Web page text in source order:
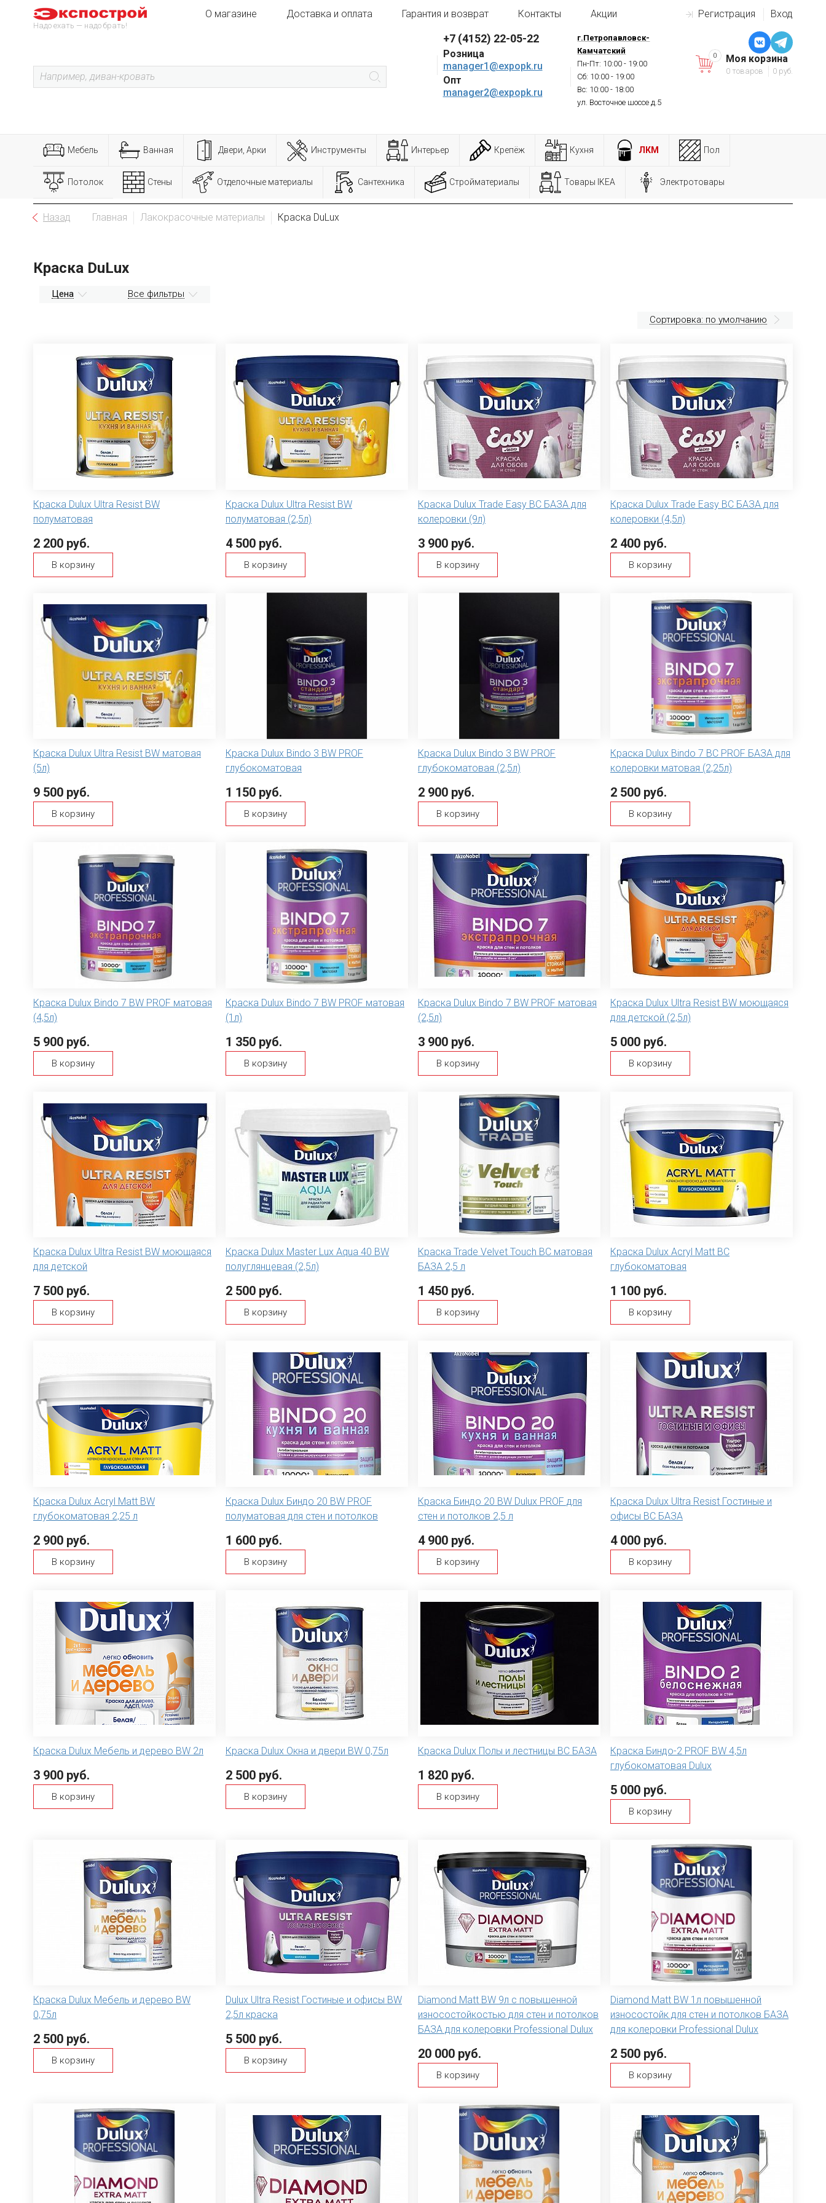
Надо ехать — надо брать!
Регистрация Вход
О магазине Доставка и оплата Гарантия и возврат Контакты Акции
+7 (4152) 22-05-22
Розница
manager1@expopk.ru
Опт
manager2@expopk.ru
г.Петропавловск-
Камчатский
Пн-Пт: 10:00 - 19:00
Сб: 10:00 - 19:00
Вс: 10:00 - 18:00
ул. Восточное шоссе д.5
Моя корзина
0 товаров 0 руб.
0
Мебель Ванная Двери, Арки Инструменты Интерьер Крепёж Кухня ЛКМ Пол
Потолок Стены Отделочные материалы Сантехника Стройматериалы Товары IKEA Электротовары
Назад Главная Лакокрасочные материалы Краска DuLux
Краска DuLux
Цена Все фильтры
Сортировка: по умолчанию
Краска Dulux Ultra Resist BW
полуматовая
2 200 руб.
В корзину
Краска Dulux Ultra Resist BW
полуматовая (2,5л)
4 500 руб.
В корзину
Краска Dulux Trade Easy BC БАЗА для
колеровки (9л)
3 900 руб.
В корзину
Краска Dulux Trade Easy BC БАЗА для
колеровки (4,5л)
2 400 руб.
В корзину
Краска Dulux Ultra Resist BW матовая
(5л)
9 500 руб.
В корзину
Краска Dulux Bindo 3 BW PROF
глубокоматовая
1 150 руб.
В корзину
Краска Dulux Bindo 3 BW PROF
глубокоматовая (2,5л)
2 900 руб.
В корзину
Краска Dulux Bindo 7 BC PROF БАЗА для
колеровки матовая (2,25л)
2 500 руб.
В корзину
Краска Dulux Bindo 7 BW PROF матовая
(4,5л)
5 900 руб.
В корзину
Краска Dulux Bindo 7 BW PROF матовая
(1л)
1 350 руб.
В корзину
Краска Dulux Bindo 7 BW PROF матовая
(2,5л)
3 900 руб.
В корзину
Краска Dulux Ultra Resist BW моющаяся
для детской (2,5л)
5 000 руб.
В корзину
Краска Dulux Ultra Resist BW моющаяся
для детской
7 500 руб.
В корзину
Краска Dulux Master Lux Aqua 40 BW
полуглянцевая (2,5л)
2 500 руб.
В корзину
Краска Trade Velvet Touch BC матовая
БАЗА 2,5 л
1 450 руб.
В корзину
Краска Dulux Acryl Matt ВС
глубокоматовая
1 100 руб.
В корзину
Краска Dulux Acryl Matt ВW
глубокоматовая 2,25 л
2 900 руб.
В корзину
Краска Dulux Биндо 20 BW PROF
полуматовая для стен и потолков
1 600 руб.
В корзину
Краска Биндо 20 BW Dulux PROF для
стен и потолков 2,5 л
4 900 руб.
В корзину
Краска Dulux Ultra Resist Гостиные и
офисы ВС БАЗА
4 000 руб.
В корзину
Краска Dulux Мебель и дерево BW 2л
3 900 руб.
В корзину
Краска Dulux Окна и двери BW 0,75л
2 500 руб.
В корзину
Краска Dulux Полы и лестницы ВС БАЗА
1 820 руб.
В корзину
Краска Биндо-2 PROF BW 4,5л
глубокоматовая Dulux
5 000 руб.
В корзину
Краска Dulux Мебель и дерево BW
0,75л
2 500 руб.
В корзину
Dulux Ultra Resist Гостиные и офисы BW
2,5л краска
5 500 руб.
В корзину
Diamond Matt BW 9л с повышенной
износостойкостью для стен и потолков
БАЗА для колеровки Professional Dulux
20 000 руб.
В корзину
Diamond Matt BW 1л повышенной
износостойк для стен и потолков БАЗА
для колеровки Professional Dulux
2 500 руб.
В корзину